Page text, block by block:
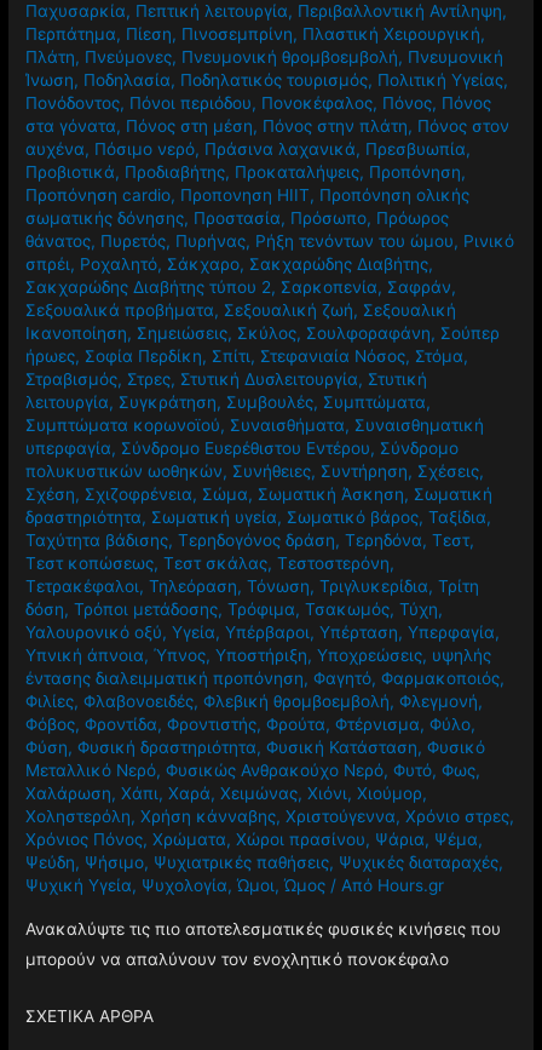
Παχυσαρκία, Πεπτική λειτουργία, Περιβαλλοντική Αντίληψη,
Περπάτημα, Πίεση, Πινοσεμπρίνη, Πλαστική Χειρουργική,
Πλάτη, Πνεύμονες, Πνευμονική θρομβοεμβολή, Πνευμονική
Ίνωση, Ποδηλασία, Ποδηλατικός τουρισμός, Πολιτική Υγείας,
Πονόδοντος, Πόνοι περιόδου, Πονοκέφαλος, Πόνος, Πόνος
στα γόνατα, Πόνος στη μέση, Πόνος στην πλάτη, Πόνος στον
αυχένα, Πόσιμο νερό, Πράσινα λαχανικά, Πρεσβυωπία,
Προβιοτικά, Προδιαβήτης, Προκαταλήψεις, Προπόνηση,
Προπόνηση cardio, Προπονηση HIIT, Προπόνηση ολικής
σωματικής δόνησης, Προστασία, Πρόσωπο, Πρόωρος
θάνατος, Πυρετός, Πυρήνας, Ρήξη τενόντων του ώμου, Ρινικό
σπρέι, Ροχαλητό, Σάκχαρο, Σακχαρώδης Διαβήτης,
Σακχαρώδης Διαβήτης τύπου 2, Σαρκοπενία, Σαφράν,
Σεξουαλικά προβήματα, Σεξουαλική ζωή, Σεξουαλική
Ικανοποίηση, Σημειώσεις, Σκύλος, Σουλφοραφάνη, Σούπερ
ήρωες, Σοφία Περδίκη, Σπίτι, Στεφανιαία Νόσος, Στόμα,
Στραβισμός, Στρες, Στυτική Δυσλειτουργία, Στυτική
λειτουργία, Συγκράτηση, Συμβουλές, Συμπτώματα,
Συμπτώματα κορωνοϊού, Συναισθήματα, Συναισθηματική
υπερφαγία, Σύνδρομο Ευερέθιστου Εντέρου, Σύνδρομο
πολυκυστικών ωοθηκών, Συνήθειες, Συντήρηση, Σχέσεις,
Σχέση, Σχιζοφρένεια, Σώμα, Σωματική Άσκηση, Σωματική
δραστηριότητα, Σωματική υγεία, Σωματικό βάρος,Ταξίδια,
Ταχύτητα βάδισης,Τερηδογόνος δράση,Τερηδόνα,Τεστ,
Τεστ κοπώσεως,Τεστ σκάλας,Τεστοστερόνη,
Τετρακέφαλοι,Τηλεόραση,Τόνωση,Τριγλυκερίδια,Τρίτη
δόση,Τρόποι μετάδοσης,Τρόφιμα,Τσακωμός,Τύχη,
Υαλουρονικό οξύ,Υγεία,Υπέρβαροι,Υπέρταση,Υπερφαγία,
Υπνική άπνοια,Ύπνος,Υποστήριξη,Υποχρεώσεις, υψηλής
έντασης διαλειμματική προπόνηση,Φαγητό,Φαρμακοποιός,
Φιλίες,Φλαβονοειδές,Φλεβική θρομβοεμβολή,Φλεγμονή,
Φόβος,Φροντίδα,Φροντιστής,Φρούτα,Φτέρνισμα,Φύλο,
Φύση,Φυσική δραστηριότητα,Φυσική Κατάσταση,Φυσικό
Μεταλλικό Νερό,Φυσικώς Ανθρακούχο Νερό,Φυτό,Φως,
Χαλάρωση,Χάπι,Χαρά,Χειμώνας,Χιόνι,Χιούμορ,
Χοληστερόλη,Χρήση κάνναβης,Χριστούγεννα,Χρόνιο στρες,
Χρόνιος Πόνος,Χρώματα,Χώροι πρασίνου, Ψάρια, Ψέμα,
Ψεύδη, Ψήσιμο, Ψυχιατρικές παθήσεις, Ψυχικές διαταραχές,
Ψυχική Υγεία, Ψυχολογία,Ώμοι,Ώμος / Από Hours.gr
Ανακαλύψτε τις πιο αποτελεσματικές φυσικές κινήσεις που
μπορούν να απαλύνουν τον ενοχλητικό πονοκέφαλο
ΣΧΕΤΙΚΑ ΑΡΘΡΑ